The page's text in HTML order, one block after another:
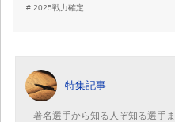
2025戦力確定
特集記事
著名選手から知る人ぞ知る選手